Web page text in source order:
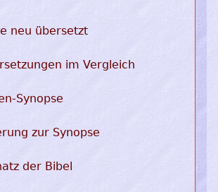
neu übersetzt
im Vergleich
Synopse
zur Synopse
der Bibel